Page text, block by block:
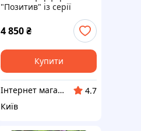
"Позитив" із серії
емоційного посуду від
німецького бренду
Tassen
4 850₴
Купити
Інтернет магазин "Grifons"
4.7
Київ